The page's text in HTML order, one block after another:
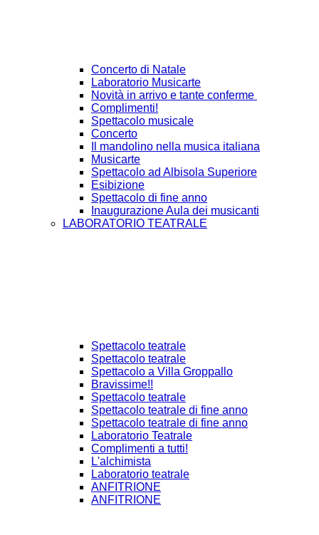
Concerto di Natale
Laboratorio Musicarte
Novità in arrivo e tante conferme
Complimenti!
Spettacolo musicale
Concerto
Il mandolino nella musica italiana
Musicarte
Spettacolo ad Albisola Superiore
Esibizione
Spettacolo di fine anno
Inaugurazione Aula dei musicanti
LABORATORIO TEATRALE
Spettacolo teatrale
Spettacolo teatrale
Spettacolo a Villa Groppallo
Bravissime!!
Spettacolo teatrale
Spettacolo teatrale di fine anno
Spettacolo teatrale di fine anno
Laboratorio Teatrale
Complimenti a tutti!
L'alchimista
Laboratorio teatrale
ANFITRIONE
ANFITRIONE